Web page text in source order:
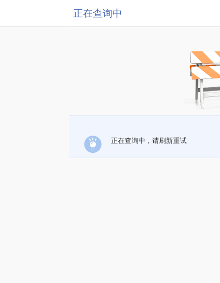
正在查询中
正在查询中，请刷新重试